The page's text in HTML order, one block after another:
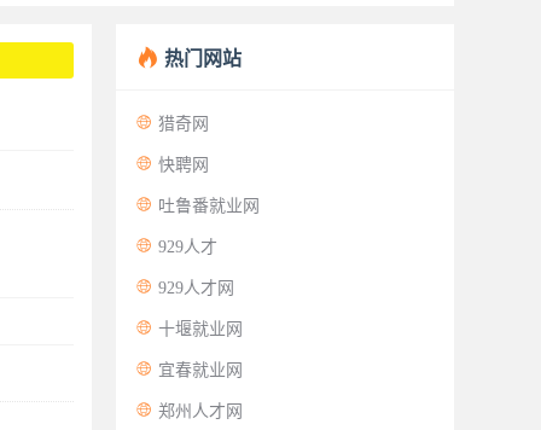
 热门网站
 猎奇网
 快聘网
 吐鲁番就业网
 929人才
 929人才网
 十堰就业网
 宜春就业网
 郑州人才网